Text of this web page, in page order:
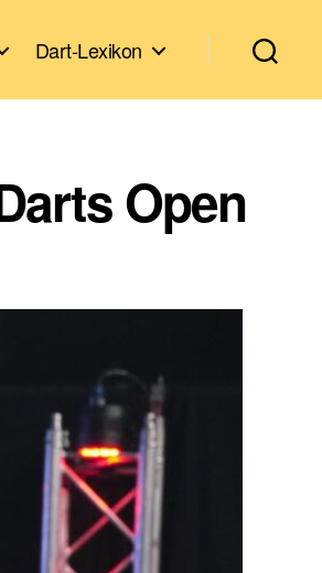
Dart-Lexikon
Open